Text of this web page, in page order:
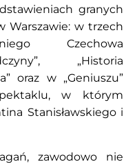
granych
Warszawie: w trzech
Czechowa
„Historia
oraz w „Geniuszu”
w którym
Stanisławskiego i
zawodowo nie